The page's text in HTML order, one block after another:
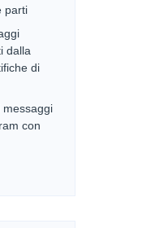
parti
dalla
di
messaggi
con